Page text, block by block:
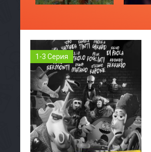
1-3 Серия